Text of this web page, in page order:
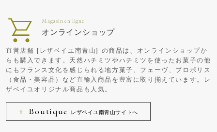
オンラインショップ
直営店舗 [レザベイユ南青山] の商品は、オンラインショップか
らも購入できます。天然ハチミツやハチミツを使ったお菓子の他
にもフランス文化を感じられる地方菓子、フェーヴ、プロポリス
（食品・美容品）など直輸入商品を豊富に取り揃えています。レ
ザベイユオリジナル商品も人気。
Boutique レザベイユ南青山サイトへ